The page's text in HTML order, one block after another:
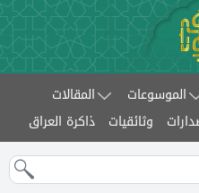
الموسوعات
المقالات
وثائقيات ذاكرة العراق